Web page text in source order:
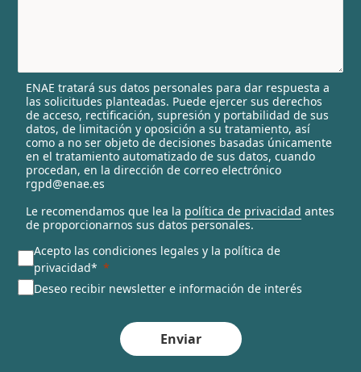
l
e
c
t
e
d
ENAE tratará sus datos personales para dar respuesta a
las solicitudes planteadas. Puede ejercer sus derechos
de acceso, rectificación, supresión y portabilidad de sus
datos, de limitación y oposición a su tratamiento, así
como a no ser objeto de decisiones basadas únicamente
en el tratamiento automatizado de sus datos, cuando
procedan, en la dirección de correo electrónico
rgpd@enae.es
Le recomendamos que lea la política de privacidad antes
de proporcionarnos sus datos personales.
Acepto las condiciones legales y la política de
privacidad*
Deseo recibir newsletter e información de interés
Enviar